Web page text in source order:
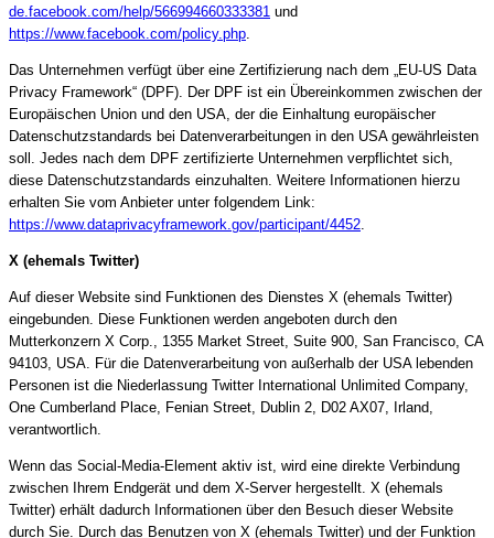
de.facebook.com/help/566994660333381 und
https://www.facebook.com/policy.php.
Das Unternehmen verfügt über eine Zertifizierung nach dem „EU-US Data
Privacy Framework“ (DPF). Der DPF ist ein Übereinkommen zwischen der
Europäischen Union und den USA, der die Einhaltung europäischer
Datenschutzstandards bei Datenverarbeitungen in den USA gewährleisten
soll. Jedes nach dem DPF zertifizierte Unternehmen verpflichtet sich,
diese Datenschutzstandards einzuhalten. Weitere Informationen hierzu
erhalten Sie vom Anbieter unter folgendem Link:
https://www.dataprivacyframework.gov/participant/4452.
X (ehemals Twitter)
Auf dieser Website sind Funktionen des Dienstes X (ehemals Twitter)
eingebunden. Diese Funktionen werden angeboten durch den
Mutterkonzern X Corp., 1355 Market Street, Suite 900, San Francisco, CA
94103, USA. Für die Datenverarbeitung von außerhalb der USA lebenden
Personen ist die Niederlassung Twitter International Unlimited Company,
One Cumberland Place, Fenian Street, Dublin 2, D02 AX07, Irland,
verantwortlich.
Wenn das Social-Media-Element aktiv ist, wird eine direkte Verbindung
zwischen Ihrem Endgerät und dem X-Server hergestellt. X (ehemals
Twitter) erhält dadurch Informationen über den Besuch dieser Website
durch Sie. Durch das Benutzen von X (ehemals Twitter) und der Funktion